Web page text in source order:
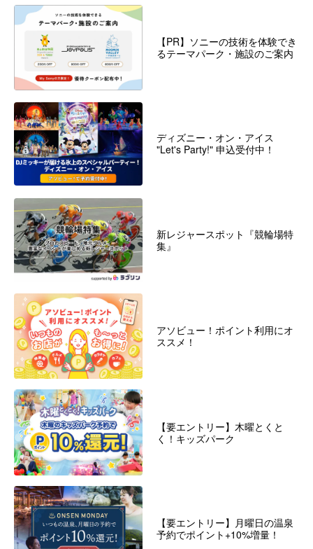
【PR】ソニーの技術を体験でき
るテーマパーク・施設のご案内
ディズニー・オン・アイス
"Let's Party!" 申込受付中！
新レジャースポット『競輪場特
集』
アソビュー！ポイント利用にオ
ススメ！
【要エントリー】木曜とくと
く！キッズパーク
【要エントリー】月曜日の温泉
予約でポイント+10%増量！